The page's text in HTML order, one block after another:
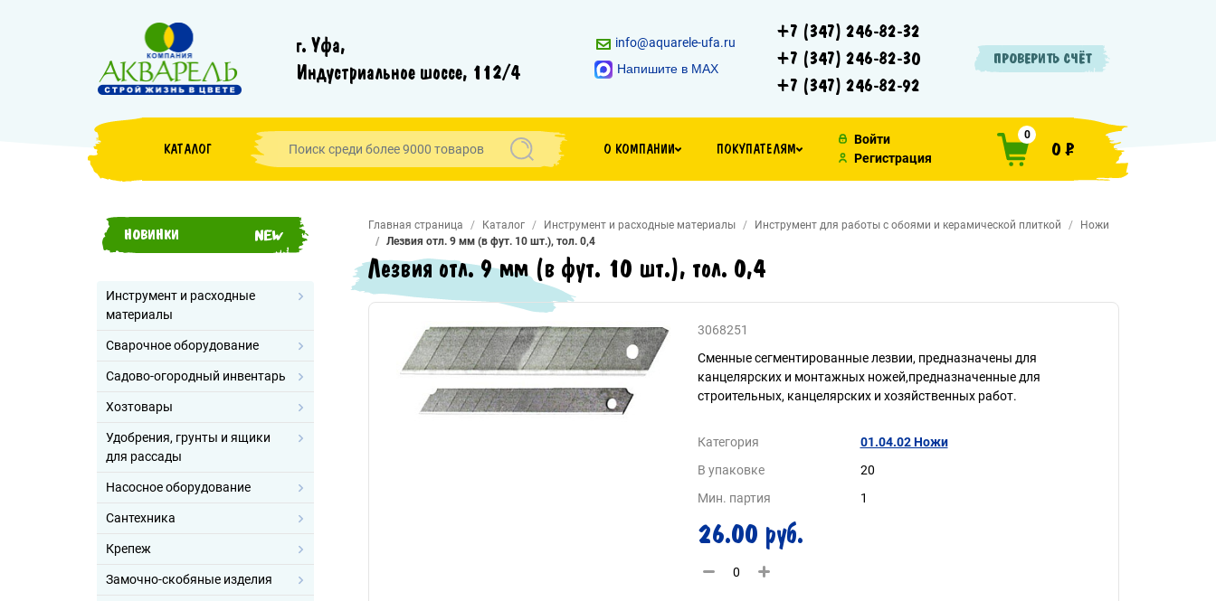
г. Уфа,
Индустриальное шоссе, 112/4
info@aquarele-ufa.ru
Напишите в MAX
+7 (347) 246-82-32
+7 (347) 246-82-30
+7 (347) 246-82-92
ПРОВЕРИТЬ СЧЁТ
КАТАЛОГ О КОМПАНИИ ПОКУПАТЕЛЯМ
Войти
Регистрация
0
0 ₽
НОВИНКИ
Инструмент и расходные
материалы
Сварочное оборудование
Садово-огородный инвентарь
Хозтовары
Удобрения, грунты и ящики
для рассады
Насосное оборудование
Сантехника
Крепеж
Замочно-скобяные изделия
Главная страница Каталог Инструмент и расходные материалы Инструмент для работы с обоями и керамической плиткой
Ножи
Лезвия отл. 9 мм (в фут. 10 шт.), тол. 0,4
Лезвия отл. 9 мм (в фут. 10 шт.), тол. 0,4
3068251
Сменные сегментированные лезвии, предназначены для
канцелярских и монтажных ножей,предназначенные для
строительных, канцелярских и хозяйственных работ.
Категория
01.04.02 Ножи
В упаковке
20
Мин. партия
1
26.00 руб.